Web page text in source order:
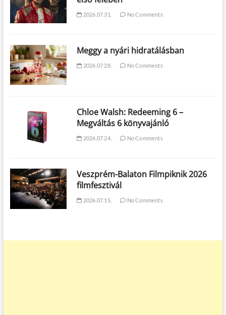
2026.07.31. No Comments
Meggy a nyári hidratálásban
2026.07.28. No Comments
Chloe Walsh: Redeeming 6 –
Megváltás 6 könyvajánló
2026.07.24. No Comments
Veszprém-Balaton Filmpiknik 2026
filmfesztivál
2026.07.15. No Comments